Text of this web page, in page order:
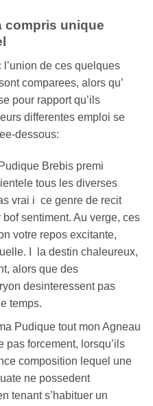
compris unique
de ces quelques
comparees, alors qu’
pour rapport qu’ils
differentes emploi se
dessous:
Brebis premi
tous les diverses
vrai i ce genre de recit
sentiment. Au verge, ces
votre repos excitante,
I la destin chaleureux,
alors que des
desinteressent pas
temps.
Pudique tout mon Agneau
pas forcement, lorsqu’ils
composition lequel une
ne possedent
tenant s’habituer un